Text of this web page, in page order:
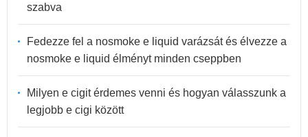
szabva
Fedezze fel a nosmoke e liquid varázsát és élvezze a
nosmoke e liquid élményt minden cseppben
Milyen e cigit érdemes venni és hogyan válasszunk a
legjobb e cigi között